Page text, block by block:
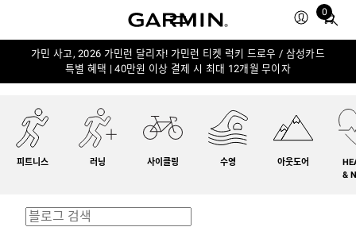
0
Total
in
가민 사고, 2026 가민런 달리자! 가민런 티켓 럭키 드로우 / 삼성카드
특별 혜택 | 40만원 이상 결제 시 최대 12개월 무이자
피트니스 러닝 사이클링 수영 아웃도어
&